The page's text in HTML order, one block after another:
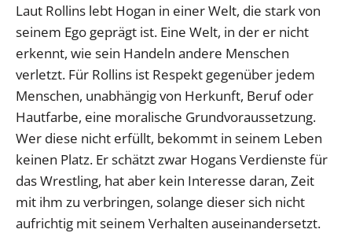
Laut Rollins lebt Hogan in einer Welt, die stark von
seinem Ego geprägt ist. Eine Welt, in der er nicht
erkennt, wie sein Handeln andere Menschen
verletzt. Für Rollins ist Respekt gegenüber jedem
Menschen, unabhängig von Herkunft, Beruf oder
Hautfarbe, eine moralische Grundvoraussetzung.
Wer diese nicht erfüllt, bekommt in seinem Leben
keinen Platz. Er schätzt zwar Hogans Verdienste für
das Wrestling, hat aber kein Interesse daran, Zeit
mit ihm zu verbringen, solange dieser sich nicht
aufrichtig mit seinem Verhalten auseinandersetzt.